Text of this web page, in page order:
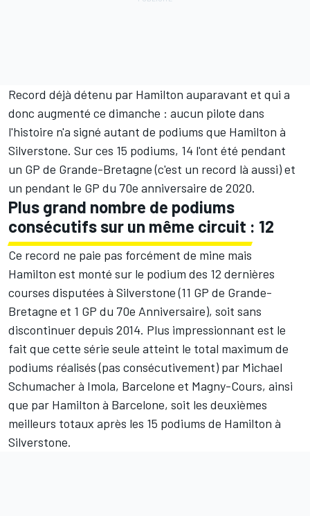
Record déjà détenu par Hamilton auparavant et qui a
donc augmenté ce dimanche : aucun pilote dans
l'histoire n'a signé autant de podiums que Hamilton à
Silverstone. Sur ces 15 podiums, 14 l'ont été pendant
un GP de Grande-Bretagne (c'est un record là aussi) et
un pendant le GP du 70e anniversaire de 2020.
Plus grand nombre de podiums
consécutifs sur un même circuit : 12
Ce record ne paie pas forcément de mine mais
Hamilton est monté sur le podium des 12 dernières
courses disputées à Silverstone (11 GP de Grande-
Bretagne et 1 GP du 70e Anniversaire), soit sans
discontinuer depuis 2014. Plus impressionnant est le
fait que cette série seule atteint le total maximum de
podiums réalisés (pas consécutivement) par Michael
Schumacher à Imola, Barcelone et Magny-Cours, ainsi
que par Hamilton à Barcelone, soit les deuxièmes
meilleurs totaux après les 15 podiums de Hamilton à
Silverstone.